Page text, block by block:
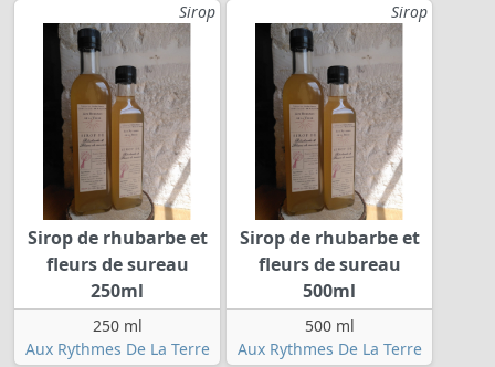
Sirop
Sirop de rhubarbe et
fleurs de sureau
250ml
250 ml
Aux Rythmes De La Terre
Sirop
Sirop de rhubarbe et
fleurs de sureau
500ml
500 ml
Aux Rythmes De La Terre